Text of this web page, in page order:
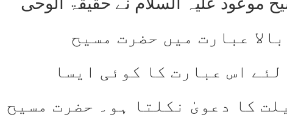
بالا عبارت میں حضرت مسیح
اس عبارت کا کوئی ایسا
کا دعویٰ نکلتا ہو۔ حضرت مسیح